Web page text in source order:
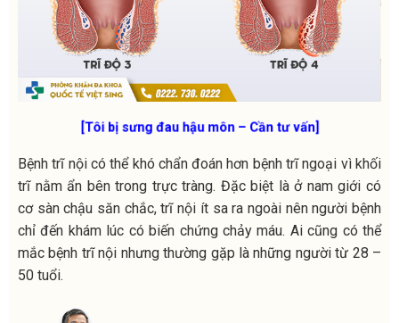
[Tôi bị sưng đau hậu môn – Cần tư vấn]
Bệnh trĩ nội có thể khó chẩn đoán hơn bệnh trĩ ngoại vì khối
trĩ nằm ẩn bên trong trực tràng. Đặc biệt là ở nam giới có
cơ sàn chậu săn chắc, trĩ nội ít sa ra ngoài nên người bệnh
chỉ đến khám lúc có biến chứng chảy máu. Ai cũng có thể
mắc bệnh trĩ nội nhưng thường gặp là những người từ 28 –
50 tuổi.